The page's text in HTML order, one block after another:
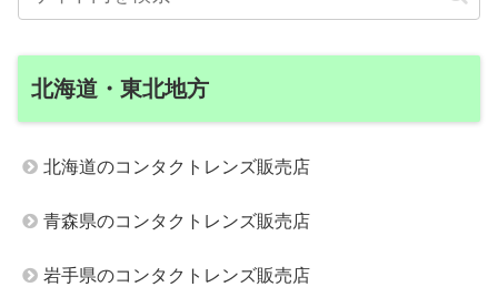
北海道・東北地方
北海道のコンタクトレンズ販売店
青森県のコンタクトレンズ販売店
岩手県のコンタクトレンズ販売店